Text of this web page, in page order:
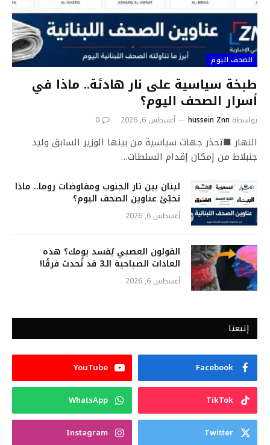
الصحف اليوم
طبخة سياسية على نار هادئة.. ماذا في
ٲسرار الصحف اليوم؟
بواسطة hussein Znn أغسطس 6, 2026 0
النهار ■تحذر جهات سياسية من بينها الوزير السابق وليد
جنبلاط من إمكان إقدام السلطات…
لبنان بين نار الجنوب ومفاوضات روما.. ماذا
تخبّئ عناوين الصحف اليوم؟
أغسطس 6, 2026
القولون العصبي يُفسد يومك؟ هذه
العادات الصباحية الـ3 قد تُحدث فرقًا!
أغسطس 6, 2026
إتبعنا
Facebook
YouTube
TikTok
WhatsApp
Twitter
Instagram